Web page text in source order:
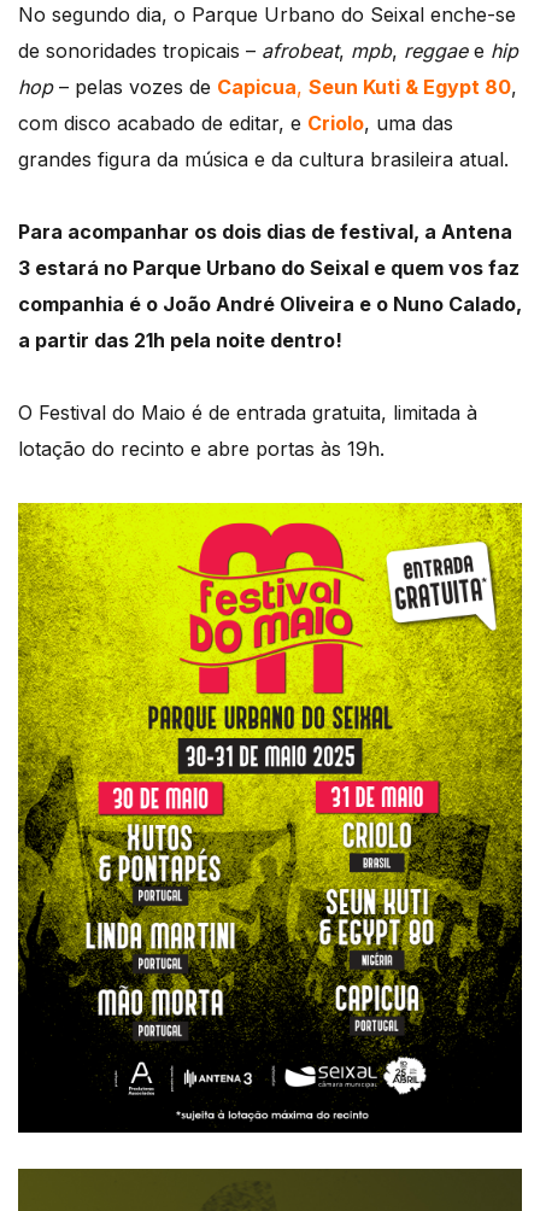
No segundo dia, o Parque Urbano do Seixal enche-se
de sonoridades tropicais – afrobeat, mpb, reggaee hip
hop– pelas vozes de Capicua, Seun Kuti & Egypt 80,
com disco acabado de editar, e Criolo, uma das
grandes figura da música e da cultura brasileira atual.
Para acompanhar os dois dias de festival, a Antena
3 estará no Parque Urbano do Seixal e quem vos faz
companhia é o João André Oliveira e o Nuno Calado,
a partir das 21h pela noite dentro!
O Festival do Maio é de entrada gratuita, limitada à
lotação do recinto e abre portas às 19h.